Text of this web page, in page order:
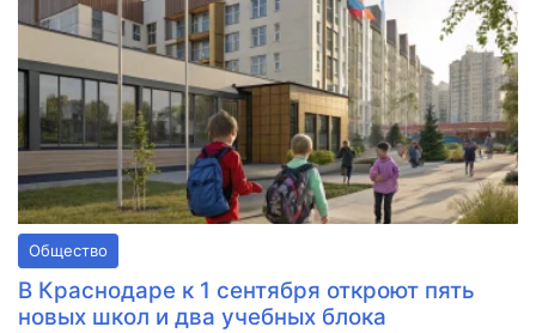
Общество
В Краснодаре к 1 сентября откроют пять
новых школ и два учебных блока